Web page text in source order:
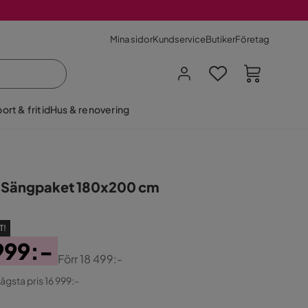
Mina sidorKundserviceButikerFöretag
& fritidHus & renovering
180x200 cm
Förr18 499:-
pris 16 999:-